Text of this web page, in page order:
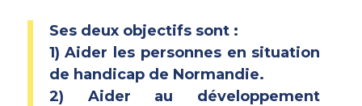
Ses deux objectifs sont :
1) Aider les personnes en situation
de handicap de Normandie.
2) Aider au développement